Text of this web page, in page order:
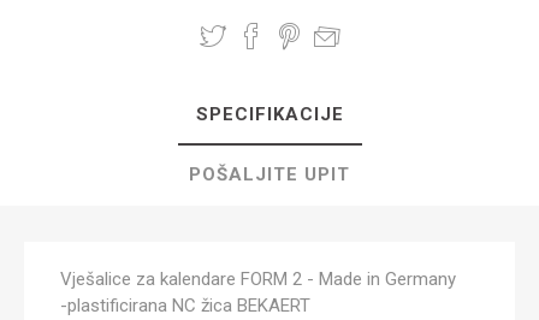
SPECIFIKACIJE
POŠALJITE UPIT
Vješalice za kalendare FORM 2 - Made in Germany
-plastificirana NC žica BEKAERT